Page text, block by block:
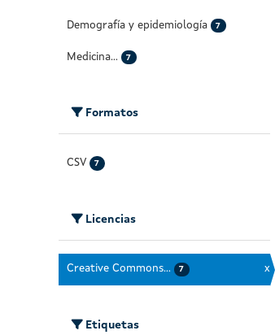
Demografía y epidemiología 7
Medicina... 7
Formatos
CSV 7
Licencias
Creative Commons... 7 x
Etiquetas